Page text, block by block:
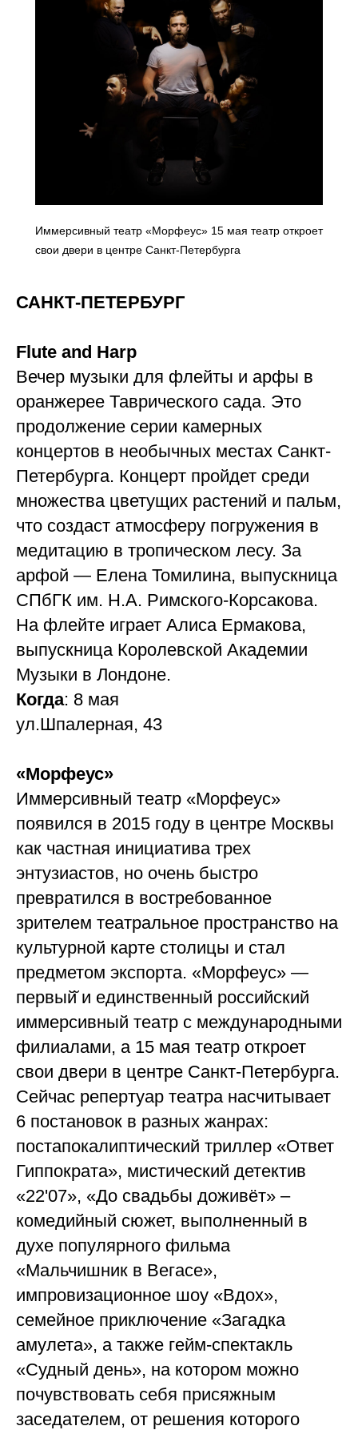
Иммерсивный театр «Морфеус» 15 мая театр откроет
свои двери в центре Санкт-Петербурга
САНКТ-ПЕТЕРБУРГ
Flute and Harp
Вечер музыки для флейты и арфы в
оранжерее Таврического сада. Это
продолжение серии камерных
концертов в необычных местах Санкт-
Петербурга. Концерт пройдет среди
множества цветущих растений и пальм,
что создаст атмосферу погружения в
медитацию в тропическом лесу. За
арфой — Елена Томилина, выпускница
СПбГК им. Н.А. Римского-Корсакова.
На флейте играет Алиса Ермакова,
выпускница Королевской Академии
Музыки в Лондоне.
Когда: 8 мая
ул.Шпалерная, 43
«Морфеус»
Иммерсивный театр «Морфеус»
появился в 2015 году в центре Москвы
как частная инициатива трех
энтузиастов, но очень быстро
превратился в востребованное
зрителем театральное пространство на
культурной карте столицы и стал
предметом экспорта. «Морфеус» —
первый̆ и единственный российский
иммерсивный театр с международными
филиалами, а 15 мая театр откроет
свои двери в центре Санкт-Петербурга.
Сейчас репертуар театра насчитывает
6 постановок в разных жанрах:
постапокалиптический триллер «Ответ
Гиппократа», мистический детектив
«22'07», «До свадьбы доживёт» –
комедийный сюжет, выполненный в
духе популярного фильма
«Мальчишник в Вегасе»,
импровизационное шоу «Вдох»,
семейное приключение «Загадка
амулета», а также гейм-спектакль
«Судный день», на котором можно
почувствовать себя присяжным
заседателем, от решения которого